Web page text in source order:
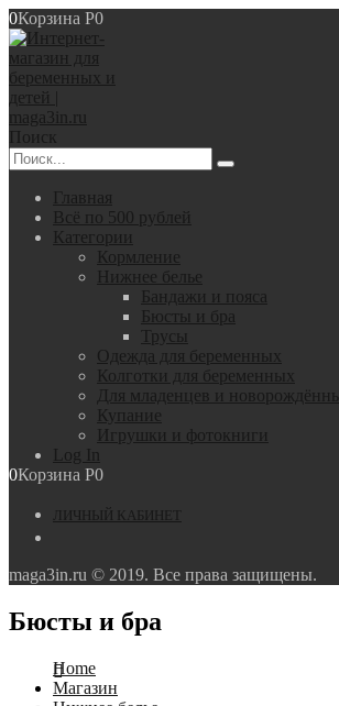
0Корзина Р0
Поиск
Главная
Всё по 500 рублей
Категории
Кормление
Нижнее белье
Бандажи и пояса
Бюсты и бра
Трусы
Одежда для беременных
Колготки для беременных
Для младенцев и
Купание
Игрушки и фотокниги
Log In
0Корзина Р0
ЛИЧНЫЙ КАБИНЕТ
maga3in.ru © 2019. Все права защищены.
Бюсты и бра
Home
Магазин